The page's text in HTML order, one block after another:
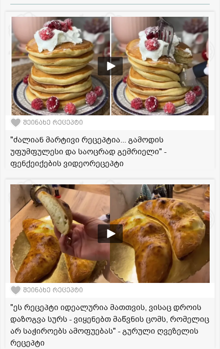
შეინახე რეცეპტი
"ძალიან მარტივი რეცეპტია... გამოდის
უფუმფულესი და საოცრად გემრიელი" -
ფენქეიქების ვიდეორეცეპტი
შეინახე რეცეპტი
"ეს რეცეპტი იდეალურია მათთვის, ვისაც დროის
დაზოგვა სურს - ვიყენებთ მაწვნის ცომს, რომელიც
არ საჭიროებს ამოფუებას" - გურული ღვეზელის
რეცეპტი